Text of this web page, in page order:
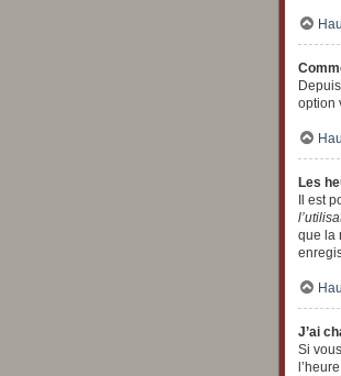
option
Les
Il est
que la
J’ai
Si